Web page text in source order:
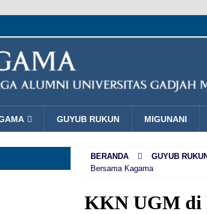
GUYUB RUKUN MIGUNANI
BERANDA GUYUB RUKUN
Bersama Kagama
KKN UGM di